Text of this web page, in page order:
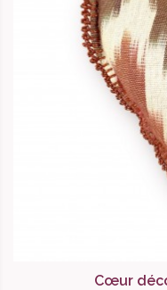
Cœur